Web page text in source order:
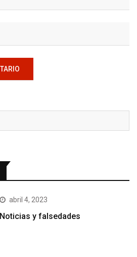
abril 4, 2023
Noticias y falsedades